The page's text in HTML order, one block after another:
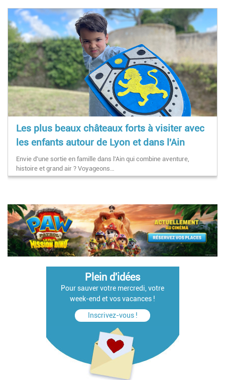
Les plus beaux châteaux forts à visiter avec
les enfants autour de Lyon et dans l'Ain
Envie d'une sortie en famille dans l'Ain qui combine aventure,
histoire et grand air ? Voyageons…
Plein d'idées
Pour sauver votre mercredi, votre
week-end et vos vacances !
Inscrivez-vous !